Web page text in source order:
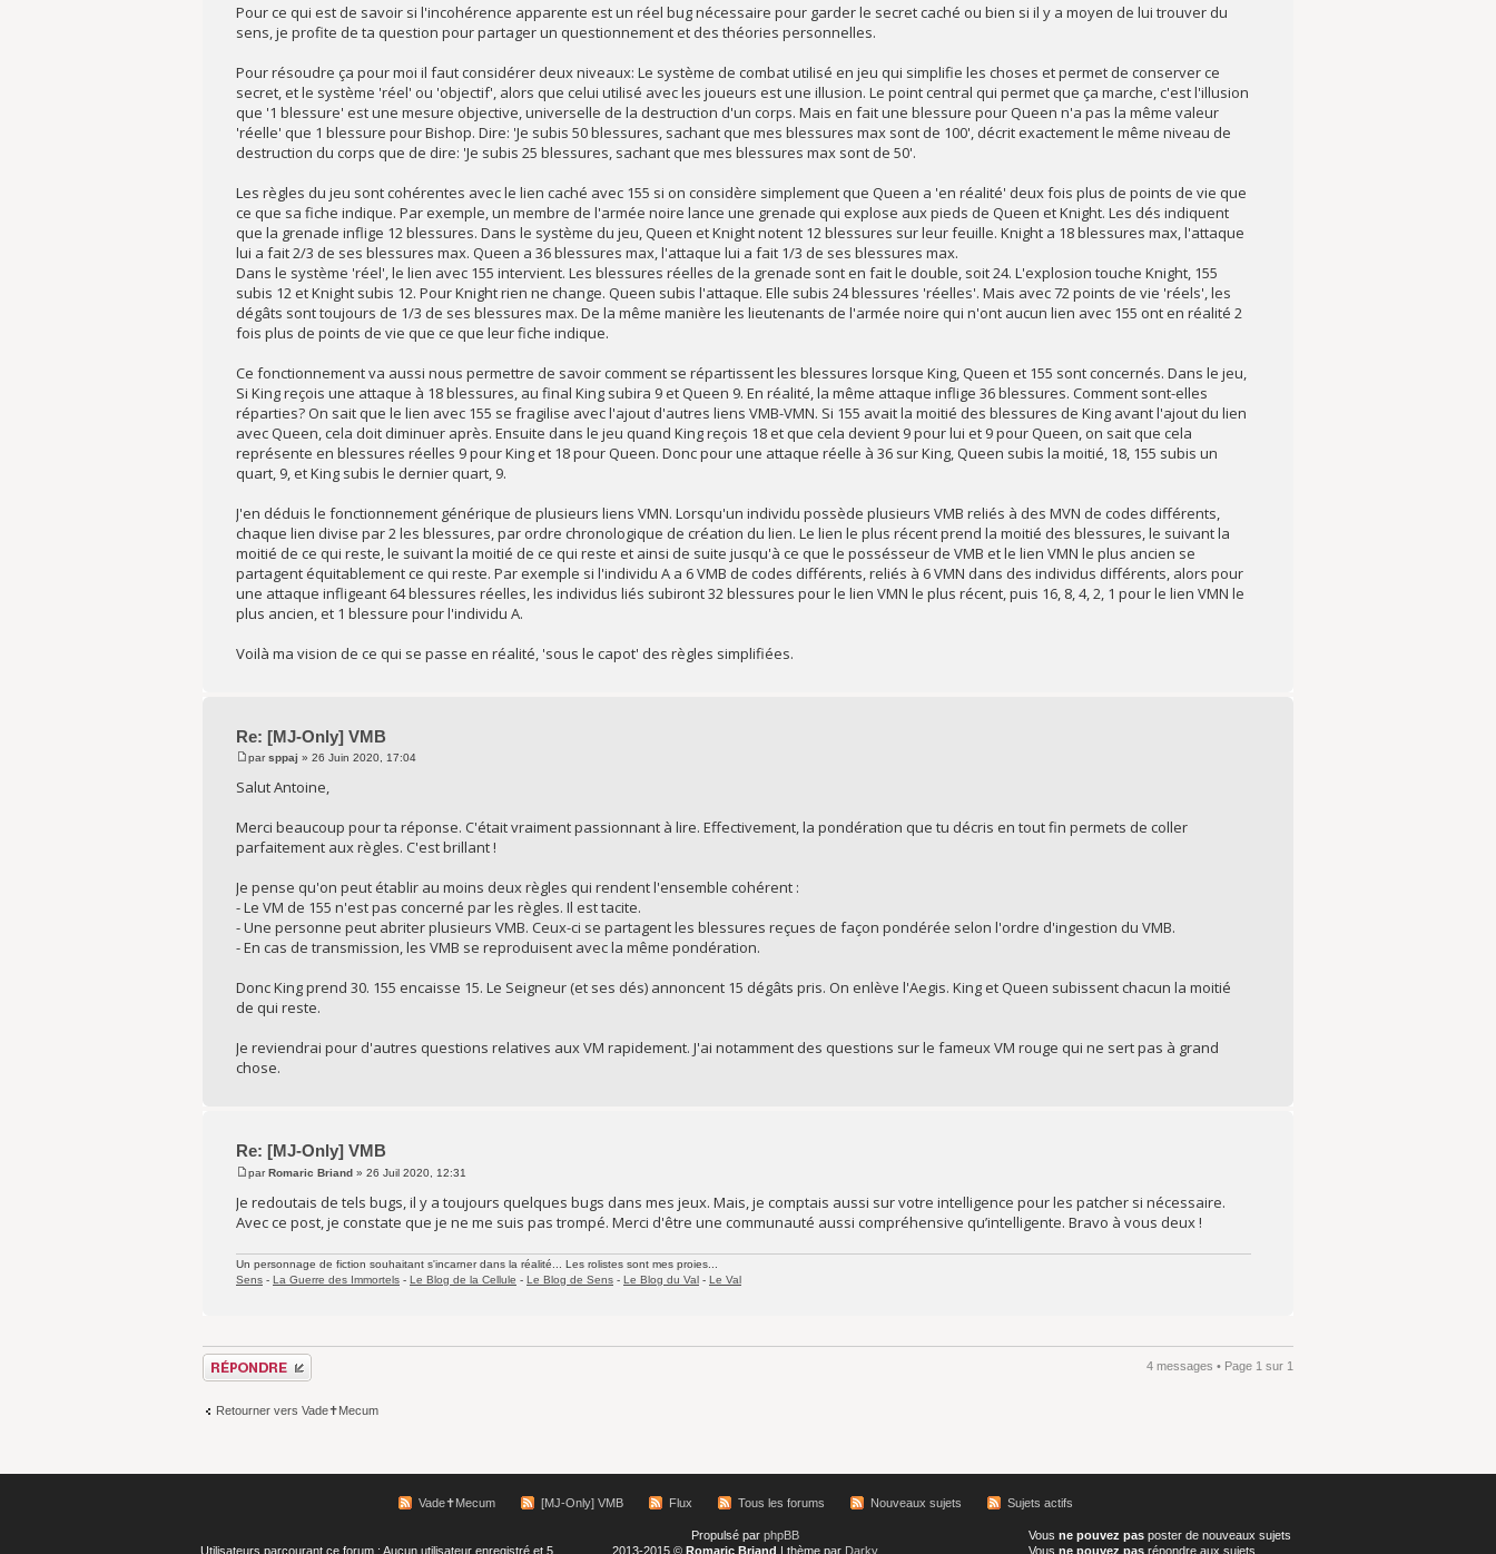
Pour ce qui est de savoir si l'incohérence apparente est un réel bug nécessaire pour garder le secret caché ou bien si il y a moyen de lui trouver du
sens, je profite de ta question pour partager un questionnement et des théories personnelles.
Pour résoudre ça pour moi il faut considérer deux niveaux: Le système de combat utilisé en jeu qui simplifie les choses et permet de conserver ce
secret, et le système 'réel' ou 'objectif', alors que celui utilisé avec les joueurs est une illusion. Le point central qui permet que ça marche, c'est l'illusion
que '1 blessure' est une mesure objective, universelle de la destruction d'un corps. Mais en fait une blessure pour Queen n'a pas la même valeur
'réelle' que 1 blessure pour Bishop. Dire: 'Je subis 50 blessures, sachant que mes blessures max sont de 100', décrit exactement le même niveau de
destruction du corps que de dire: 'Je subis 25 blessures, sachant que mes blessures max sont de 50'.
Les règles du jeu sont cohérentes avec le lien caché avec 155 si on considère simplement que Queen a 'en réalité' deux fois plus de points de vie que
ce que sa fiche indique. Par exemple, un membre de l'armée noire lance une grenade qui explose aux pieds de Queen et Knight. Les dés indiquent
que la grenade inflige 12 blessures. Dans le système du jeu, Queen et Knight notent 12 blessures sur leur feuille. Knight a 18 blessures max, l'attaque
lui a fait 2/3 de ses blessures max. Queen a 36 blessures max, l'attaque lui a fait 1/3 de ses blessures max.
Dans le système 'réel', le lien avec 155 intervient. Les blessures réelles de la grenade sont en fait le double, soit 24. L'explosion touche Knight, 155
subis 12 et Knight subis 12. Pour Knight rien ne change. Queen subis l'attaque. Elle subis 24 blessures 'réelles'. Mais avec 72 points de vie 'réels', les
dégâts sont toujours de 1/3 de ses blessures max. De la même manière les lieutenants de l'armée noire qui n'ont aucun lien avec 155 ont en réalité 2
fois plus de points de vie que ce que leur fiche indique.
Ce fonctionnement va aussi nous permettre de savoir comment se répartissent les blessures lorsque King, Queen et 155 sont concernés. Dans le jeu,
Si King reçois une attaque à 18 blessures, au final King subira 9 et Queen 9. En réalité, la même attaque inflige 36 blessures. Comment sont-elles
réparties? On sait que le lien avec 155 se fragilise avec l'ajout d'autres liens VMB-VMN. Si 155 avait la moitié des blessures de King avant l'ajout du lien
avec Queen, cela doit diminuer après. Ensuite dans le jeu quand King reçois 18 et que cela devient 9 pour lui et 9 pour Queen, on sait que cela
représente en blessures réelles 9 pour King et 18 pour Queen. Donc pour une attaque réelle à 36 sur King, Queen subis la moitié, 18, 155 subis un
quart, 9, et King subis le dernier quart, 9.
J'en déduis le fonctionnement générique de plusieurs liens VMN. Lorsqu'un individu possède plusieurs VMB reliés à des MVN de codes différents,
chaque lien divise par 2 les blessures, par ordre chronologique de création du lien. Le lien le plus récent prend la moitié des blessures, le suivant la
moitié de ce qui reste, le suivant la moitié de ce qui reste et ainsi de suite jusqu'à ce que le possésseur de VMB et le lien VMN le plus ancien se
partagent équitablement ce qui reste. Par exemple si l'individu A a 6 VMB de codes différents, reliés à 6 VMN dans des individus différents, alors pour
une attaque infligeant 64 blessures réelles, les individus liés subiront 32 blessures pour le lien VMN le plus récent, puis 16, 8, 4, 2, 1 pour le lien VMN le
plus ancien, et 1 blessure pour l'individu A.
Voilà ma vision de ce qui se passe en réalité, 'sous le capot' des règles simplifiées.
Re: [MJ-Only] VMB
parsppaj » 26 Juin 2020, 17:04
Salut Antoine,
Merci beaucoup pour ta réponse. C'était vraiment passionnant à lire. Effectivement, la pondération que tu décris en tout fin permets de coller
parfaitement aux règles. C'est brillant !
Je pense qu'on peut établir au moins deux règles qui rendent l'ensemble cohérent :
- Le VM de 155 n'est pas concerné par les règles. Il est tacite.
- Une personne peut abriter plusieurs VMB. Ceux-ci se partagent les blessures reçues de façon pondérée selon l'ordre d'ingestion du VMB.
- En cas de transmission, les VMB se reproduisent avec la même pondération.
Donc King prend 30. 155 encaisse 15. Le Seigneur (et ses dés) annoncent 15 dégâts pris. On enlève l'Aegis. King et Queen subissent chacun la moitié
de qui reste.
Je reviendrai pour d'autres questions relatives aux VM rapidement. J'ai notamment des questions sur le fameux VM rouge qui ne sert pas à grand
chose.
Re: [MJ-Only] VMB
parRomaric Briand » 26 Juil 2020, 12:31
Je redoutais de tels bugs, il y a toujours quelques bugs dans mes jeux. Mais, je comptais aussi sur votre intelligence pour les patcher si nécessaire.
Avec ce post, je constate que je ne me suis pas trompé. Merci d'être une communauté aussi compréhensive qu’intelligente. Bravo à vous deux !
Un personnage de fiction souhaitant s'incarner dans la réalité... Les rolistes sont mes proies...
Sens - La Guerre des Immortels - Le Blog de la Cellule - Le Blog de Sens - Le Blog du Val - Le Val
Répondre 4 messages • Page 1 sur 1
Retourner vers Vade✝Mecum
Vade✝Mecum [MJ-Only] VMB Flux Tous les forums Nouveaux sujets Sujets actifs
Utilisateurs parcourant ce forum : Aucun utilisateur enregistré et 5
Vous ne pouvez pasposter de nouveaux sujets
Vous ne pouvez pasrépondre aux sujets
Propulsé par phpBB
2013-2015 © Romaric Briand | thème par Darky